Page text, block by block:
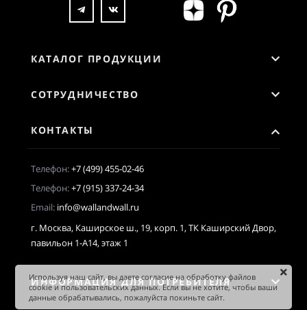
КАТАЛОГ ПРОДУКЦИИ
СОТРУДНИЧЕСТВО
КОНТАКТЫ
Телефон:+7 (499) 455-02-46
Телефон:+7 (915) 337-24-34
Email: info@wallandwall.ru
г. Москва, Каширское ш., 19, корп. 1, ТК Каширский Двор,
павильон 1-А14, этаж 1
ИНФОРМАЦИЯ ДЛЯ ПОТРЕБИТЕЛЯ
Используя наш сайт, вы даете согласие на обработку файлов
cookie и пользовательских данных. Если вы не хотите, чтобы ваши
данные обрабатывались, пожалуйста покиньте сайт.